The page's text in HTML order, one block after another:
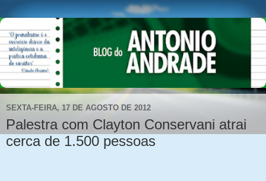
SEXTA-FEIRA, 17 DE AGOSTO DE 2012
Palestra com Clayton Conservani atrai
cerca de 1.500 pessoas